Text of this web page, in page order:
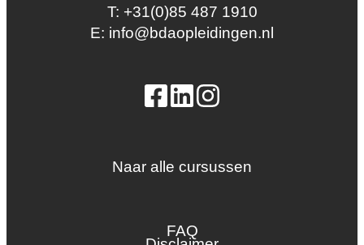
T: +31(0)85 487 1910
E: info@bdaopleidingen.nl
Naar alle cursussen
InstallQ erkenning
FAQ